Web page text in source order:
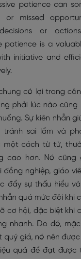
patience can
or missed
or
patience is a
initiative and
có lợi trong
phải lúc nào
Sự kiên nhẫn
tránh sai lầm và
một cách từ từ,
cao hơn. Nó cũng
đồng nghiệp, giáo
đẩy sự thấu hiểu
nhẫn quá mức đôi khi
cơ hội, đặc biệt khi
nhanh. Do đó,
quý giá, nó nên
quả để đạt được